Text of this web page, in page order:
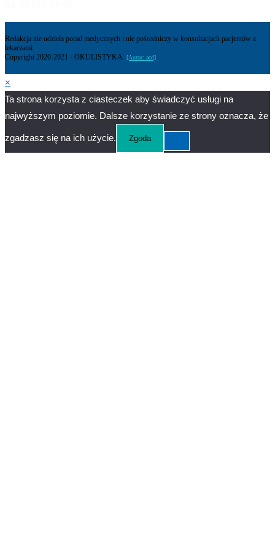
Redakcja nie udziela porad medycznych i nie pośredniczy w konsultacjach pacjentów z
lekarzami.
Copyright 2020-2021 - OKULISTYKA. [Autor: acd]
×
Ta strona korzysta z ciasteczek aby świadczyć usługi na
najwyższym poziomie. Dalsze korzystanie ze strony oznacza, że
zgadzasz się na ich użycie. Zgoda